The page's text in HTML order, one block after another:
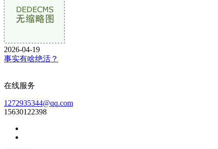
2026-04-19
事实有啥绝活？
在线服务
1272935344@qq.com
15630122398